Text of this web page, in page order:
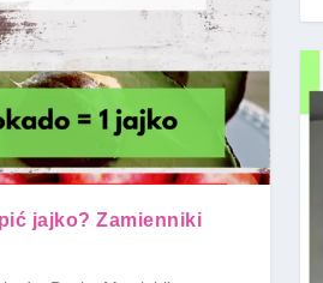
jajko? Zamienniki